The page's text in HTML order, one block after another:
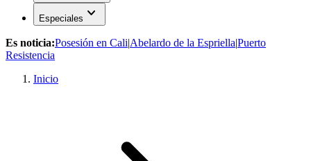
Especiales expand_more
Es noticia:Posesión en Cali|Abelardo de la Espriella|Puerto
Resistencia
Inicio